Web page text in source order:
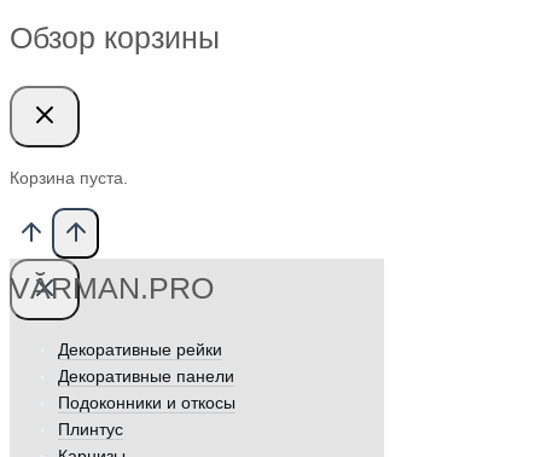
Обзор корзины
Корзина пуста.
VӐRMAN.PRO
Декоративные рейки
Декоративные панели
Подоконники и откосы
Плинтус